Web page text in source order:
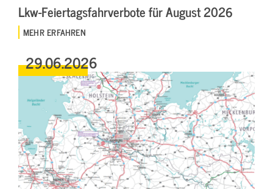
Lkw-Feiertagsfahrverbote für August 2026
MEHR ERFAHREN
29.06.2026